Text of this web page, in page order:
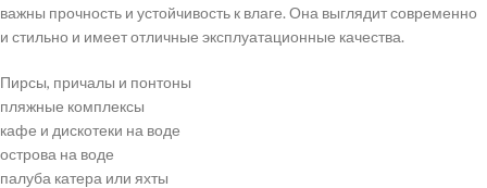
важны прочность и устойчивость к влаге. Она выглядит современно
и стильно и имеет отличные эксплуатационные качества.
Пирсы, причалы и понтоны
пляжные комплексы
кафе и дискотеки на воде
острова на воде
палуба катера или яхты